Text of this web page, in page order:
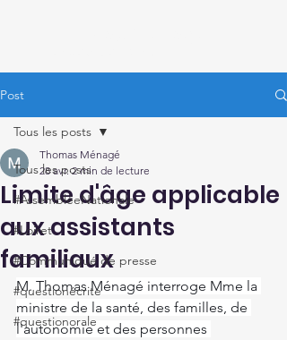
Post
Tous les posts
#AssembléeNationale
#Loiret
#Communiqué de presse
#questionécrite
#questionorale
Tous les posts
Limite d'âge applicable
aux assistants
familiaux
Thomas Ménagé
28 avr. 2 min de lecture
M. Thomas Ménagé interroge Mme la
ministre de la santé, des familles, de
l'autonomie et des personnes